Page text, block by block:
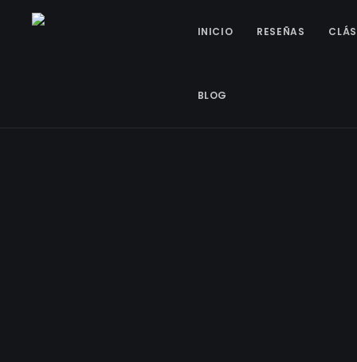
INICIO RESEÑAS
BLOG